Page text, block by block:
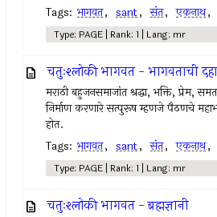
Tags: भागवत, sant, संत, एकनाथ,
Type: PAGE | Rank: 1 | Lang: mr
चतुःश्लोकी भागवत - भागवताची
मराठी बहुजनसमाजांत श्रद्धा, भक्ति, प्रेम,
निर्माण करणारे सत्पुरूष म्हणजे पैठणचे
होत.
Tags: भागवत, sant, संत, एकनाथ,
Type: PAGE | Rank: 1 | Lang: mr
चतुःश्लोकी भागवत - ब्रह्मज्ञानी